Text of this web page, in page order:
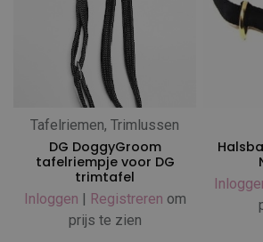
Tafelriemen, Trimlussen
DG DoggyGroom
tafelriempje voor DG
trimtafel
Inloggen | Registreren om
prijs te zien